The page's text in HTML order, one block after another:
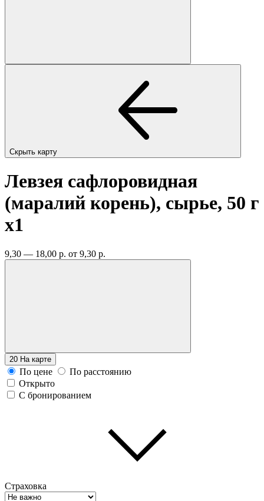
Скрыть карту
Левзея сафлоровидная
(маралий корень), сырье, 50 г
x1
9,30 — 18,00 р. от 9,30 р.
20 На карте
По цене
По расстоянию
Открыто
С бронированием
Страховка